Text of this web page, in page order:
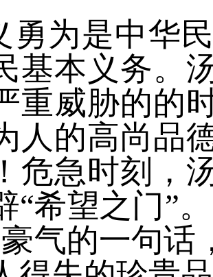
勇为是中华
基本义务。
重威胁的的
人的高尚品
危急时刻，
“希望之门”
气的一句话